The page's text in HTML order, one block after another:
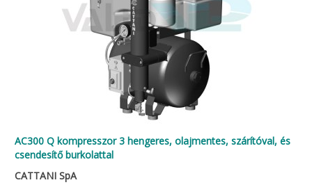
AC300 Q kompresszor 3 hengeres, olajmentes, szárítóval, és
csendesítő burkolattal
CATTANI SpA